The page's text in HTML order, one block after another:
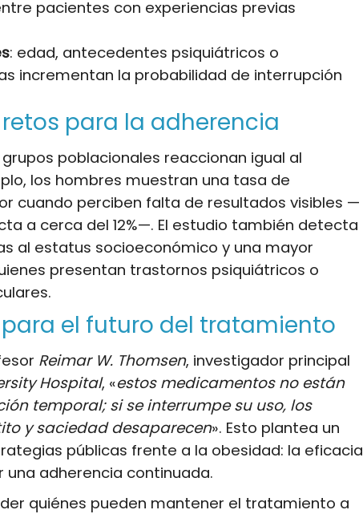
pacientes con experiencias previas
: edad, antecedentes psiquiátricos o
incrementan la probabilidad de interrupción
para la adherencia
poblacionales reaccionan igual al
los hombres muestran una tasa de
cuando perciben falta de resultados visibles —
a cerca del 12%—. El estudio también detecta
al estatus socioeconómico y una mayor
presentan trastornos psiquiátricos o
el futuro del tratamiento
Reimar W. Thomsen, investigador principal
Hospital, «estos medicamentos no están
temporal; si se interrumpe su uso, los
y saciedad desaparecen». Esto plantea un
públicas frente a la obesidad: la eficacia
adherencia continuada.
quiénes pueden mantener el tratamiento a